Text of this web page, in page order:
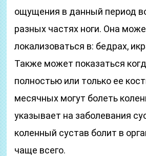
ощущения в данный период
разных частях ноги. Она
локализоваться в: бедрах,
Также может показаться
полностью или только ее
месячных могут болеть
указывает на заболевания
коленный сустав болит в
чаще всего.